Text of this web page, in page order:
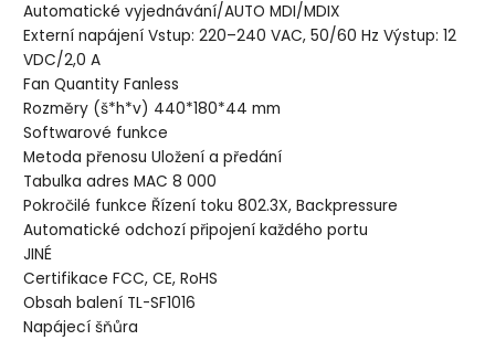
Automatické vyjednávání/AUTO MDI/MDIX
Externí napájení Vstup: 220–240 VAC, 50/60 Hz Výstup: 12
VDC/2,0 A
Fan Quantity Fanless
Rozměry (š*h*v) 440*180*44 mm
Softwarové funkce
Metoda přenosu Uložení a předání
Tabulka adres MAC 8 000
Pokročilé funkce Řízení toku 802.3X, Backpressure
Automatické odchozí připojení každého portu
JINÉ
Certifikace FCC, CE, RoHS
Obsah balení TL-SF1016
Napájecí šňůra